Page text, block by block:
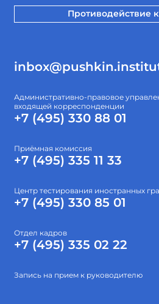
Противодействие
Административно-правовое
входящей корреспонденции
+7 (495) 330 88 01
Приёмная комиссия
+7 (495) 335 11 33
Центр тестирования иностранных
+7 (495) 330 85 01
Отдел кадров
+7 (495) 335 02 22
Запись на прием к руководителю